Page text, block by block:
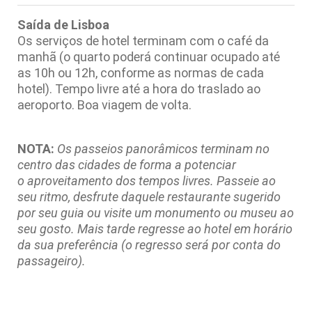
Saída de Lisboa
Os serviços de hotel terminam com o café da
manhã (o quarto poderá continuar ocupado até
as 10h ou 12h, conforme as normas de cada
hotel). Tempo livre até a hora do traslado ao
aeroporto. Boa viagem de volta.
NOTA: Os passeios panorâmicos terminamno
centro das cidadesde forma a potenciar
o aproveitamento dos tempos livres. Passeie ao
seu ritmo, desfrute daquele restaurante sugerido
por seu guia ou visite um monumento ou museu ao
seu gosto. Mais tarde regresse ao hotel em horário
da sua preferência (o regresso será por conta do
passageiro).